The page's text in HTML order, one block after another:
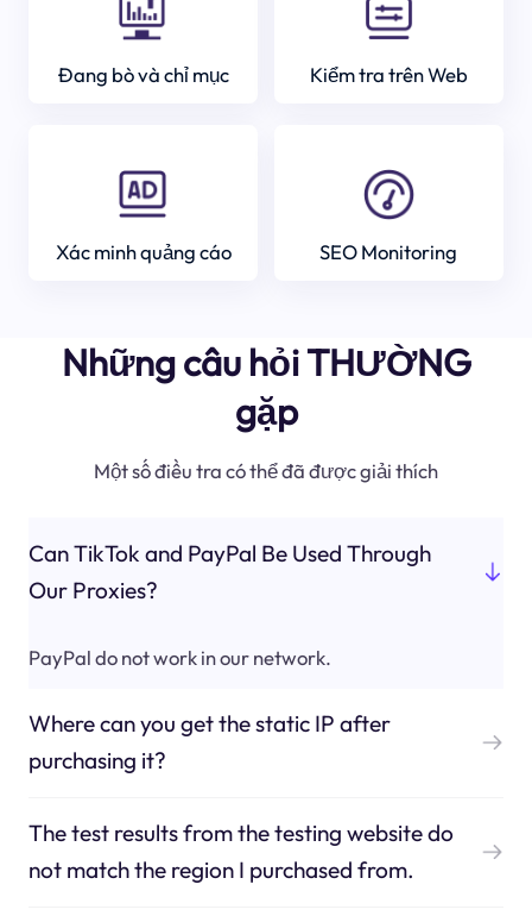
Đang bò và chỉ mục Kiểm tra trên Web
Xác minh quảng cáo SEO Monitoring
Những câu hỏi THƯỜNG
gặp
Một số điều tra có thể đã được giải thích
Can TikTok and PayPal Be Used Through
Our Proxies?
PayPal do not work in our network.
Where can you get the static IP after
purchasing it?
The test results from the testing website do
not match the region I purchased from.